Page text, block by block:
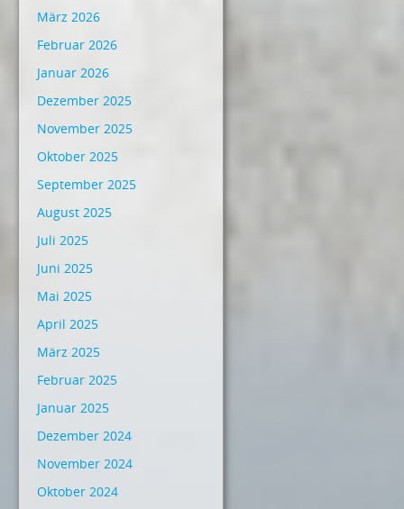
März 2026
Februar 2026
Januar 2026
Dezember 2025
November 2025
Oktober 2025
September 2025
August 2025
Juli 2025
Juni 2025
Mai 2025
April 2025
März 2025
Februar 2025
Januar 2025
Dezember 2024
November 2024
Oktober 2024